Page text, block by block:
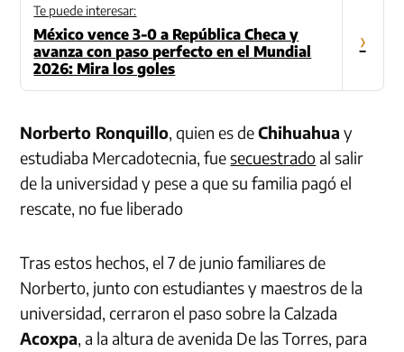
Te puede interesar:
México vence 3-0 a República Checa y
avanza con paso perfecto en el Mundial
2026: Mira los goles
›
Norberto Ronquillo, quien es deChihuahua y
estudiaba Mercadotecnia, fuesecuestradoal salir
de la universidad y pese a que su familia pagó el
rescate, no fue liberado
Tras estos hechos, el 7 de junio familiares de
Norberto, junto con estudiantes y maestros de la
universidad, cerraron el paso sobre la Calzada
Acoxpa, a la altura de avenida De las Torres, para